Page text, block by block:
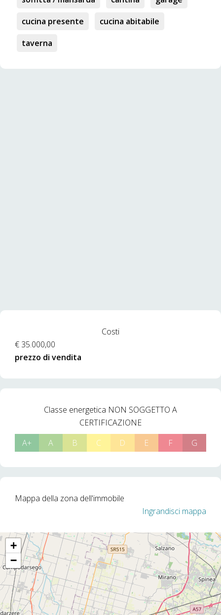
cucina presente
cucina abitabile
taverna
Costi
€ 35.000,00
prezzo di vendita
Classe energetica NON SOGGETTO A
CERTIFICAZIONE
A+
A B C D E F G
Mappa della zona dell'immobile
Ingrandisci mappa
+
−